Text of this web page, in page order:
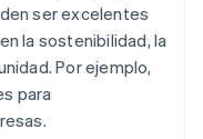
ser excelentes
la sostenibilidad, la
Por ejemplo,
para